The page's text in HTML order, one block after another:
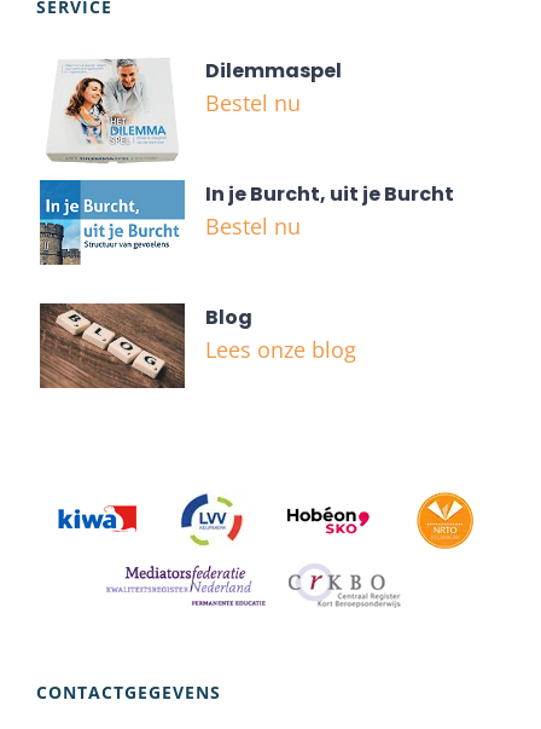
SERVICE
Dilemmaspel
Bestel nu
In je Burcht, uit je Burcht
Bestel nu
Blog
Lees onze blog
CONTACTGEGEVENS